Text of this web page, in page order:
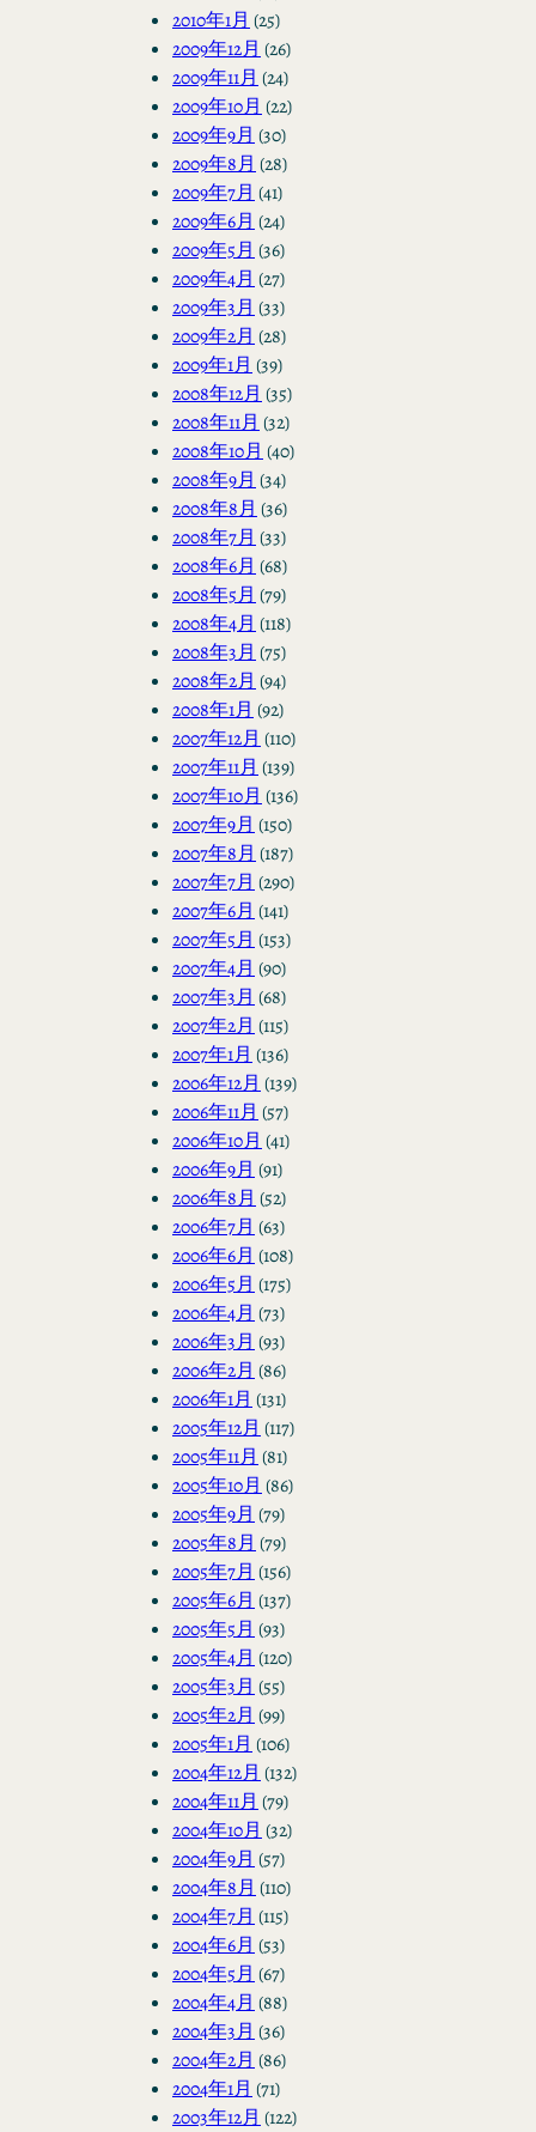
2010年1月 (25)
2009年12月 (26)
2009年11月 (24)
2009年10月 (22)
2009年9月 (30)
2009年8月 (28)
2009年7月 (41)
2009年6月 (24)
2009年5月 (36)
2009年4月 (27)
2009年3月 (33)
2009年2月 (28)
2009年1月 (39)
2008年12月 (35)
2008年11月 (32)
2008年10月 (40)
2008年9月 (34)
2008年8月 (36)
2008年7月 (33)
2008年6月 (68)
2008年5月 (79)
2008年4月 (118)
2008年3月 (75)
2008年2月 (94)
2008年1月 (92)
2007年12月 (110)
2007年11月 (139)
2007年10月 (136)
2007年9月 (150)
2007年8月 (187)
2007年7月 (290)
2007年6月 (141)
2007年5月 (153)
2007年4月 (90)
2007年3月 (68)
2007年2月 (115)
2007年1月 (136)
2006年12月 (139)
2006年11月 (57)
2006年10月 (41)
2006年9月 (91)
2006年8月 (52)
2006年7月 (63)
2006年6月 (108)
2006年5月 (175)
2006年4月 (73)
2006年3月 (93)
2006年2月 (86)
2006年1月 (131)
2005年12月 (117)
2005年11月 (81)
2005年10月 (86)
2005年9月 (79)
2005年8月 (79)
2005年7月 (156)
2005年6月 (137)
2005年5月 (93)
2005年4月 (120)
2005年3月 (55)
2005年2月 (99)
2005年1月 (106)
2004年12月 (132)
2004年11月 (79)
2004年10月 (32)
2004年9月 (57)
2004年8月 (110)
2004年7月 (115)
2004年6月 (53)
2004年5月 (67)
2004年4月 (88)
2004年3月 (36)
2004年2月 (86)
2004年1月 (71)
2003年12月 (122)